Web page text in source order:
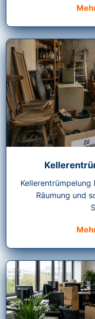
Räumung und